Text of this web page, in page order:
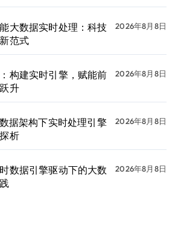
大数据实时处理：科技
范式
2026年8月8日
构建实时引擎，赋能前
升
2026年8月8日
据架构下实时处理引擎
析
2026年8月8日
数据引擎驱动下的大数
2026年8月8日